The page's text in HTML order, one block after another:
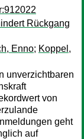
Rückgang
Enno; Koppel,
unverzichtbaren
von
geht
auf